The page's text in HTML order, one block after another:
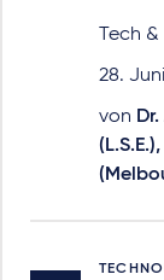
Tech
28.
von